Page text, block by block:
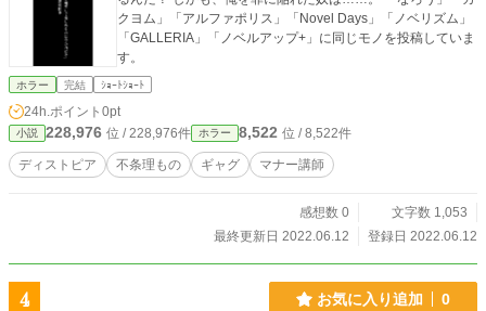
クヨム」「アルファポリス」「Novel Days」「ノベリズム」
「GALLERIA」「ノベルアップ+」に同じモノを投稿していま
す。
ホラー 完結 ｼｮｰﾄｼｮｰﾄ
24h.ポイント 0pt
小説 228,976 位 / 228,976件 ホラー 8,522 位 / 8,522件
ディストピア 不条理もの ギャグ マナー講師
感想数 0
文字数 1,053
最終更新日 2022.06.12
登録日 2022.06.12
4 お気に入り追加 0